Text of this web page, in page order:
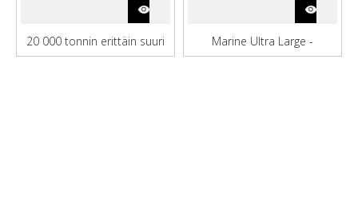
20 000 tonnin erittäin suuri
nosturikonttialus
Marine Ultra Large -
kuljetuskonttialus